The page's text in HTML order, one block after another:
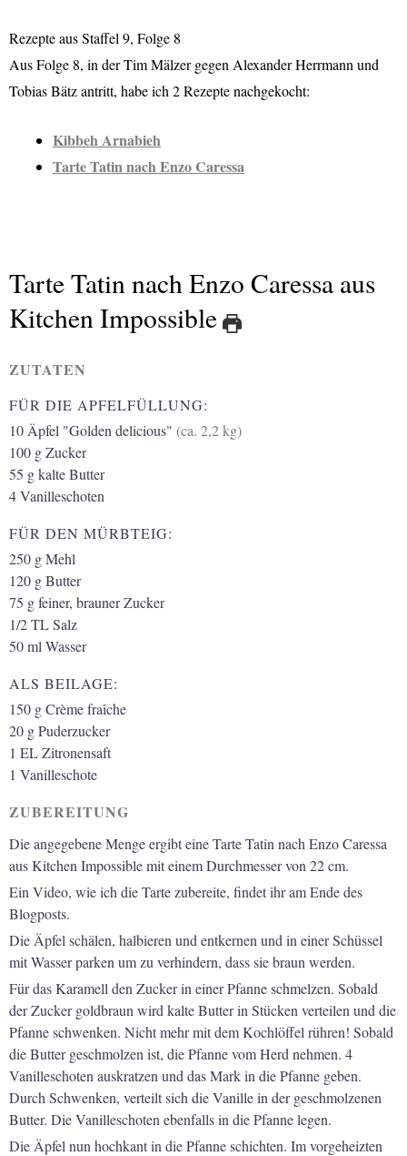
Rezepte aus Staffel 9, Folge 8
Aus Folge 8, in der Tim Mälzer gegen Alexander Herrmann und
Tobias Bätz antritt, habe ich 2 Rezepte nachgekocht:
Kibbeh Arnabieh
Tarte Tatin nach Enzo Caressa
Tarte Tatin nach Enzo Caressa aus
Kitchen Impossible
ZUTATEN
FÜR DIE APFELFÜLLUNG:
10 Äpfel "Golden delicious" (ca. 2,2 kg)
100 gZucker
55 gkalte Butter
4Vanilleschoten
FÜR DEN MÜRBTEIG:
250 gMehl
120 gButter
75 gfeiner, brauner Zucker
1/2TLSalz
50ml Wasser
ALS BEILAGE:
150 gCrème fraîche
20 gPuderzucker
1 ELZitronensaft
1 Vanilleschote
ZUBEREITUNG
Die angegebene Menge ergibt eine Tarte Tatin nach Enzo Caressa
aus Kitchen Impossible mit einem Durchmesser von 22 cm.
Ein Video, wie ich die Tarte zubereite, findet ihr am Ende des
Blogposts.
Die Äpfel schälen, halbieren und entkernen und in einer Schüssel
mit Wasser parken um zu verhindern, dass sie braun werden.
Für das Karamell den Zucker in einer Pfanne schmelzen. Sobald
der Zucker goldbraun wird kalte Butter in Stücken verteilen und die
Pfanne schwenken. Nicht mehr mit dem Kochlöffel rühren! Sobald
die Butter geschmolzen ist, die Pfanne vom Herd nehmen. 4
Vanilleschoten auskratzen und das Mark in die Pfanne geben.
Durch Schwenken, verteilt sich die Vanille in der geschmolzenen
Butter. Die Vanilleschoten ebenfalls in die Pfanne legen.
Die Äpfel nun hochkant in die Pfanne schichten. Im vorgeheizten